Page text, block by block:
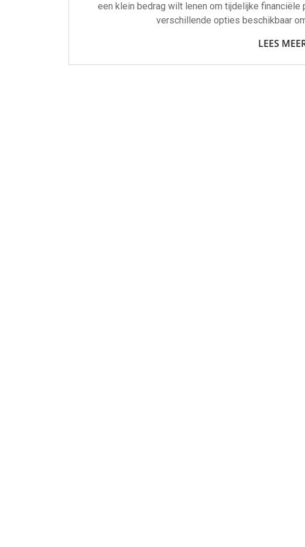
een klein bedrag wilt lenen om tijdelijke
verschillende opties beschikbaar
LEES